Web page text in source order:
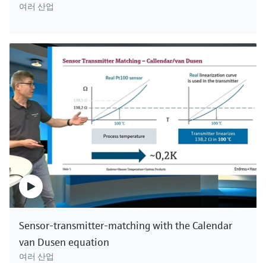
여러 산업
Sensor-transmitter-matching with the Calendar
van Dusen equation
여러 산업